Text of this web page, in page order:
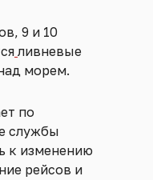
9 и 10
ливневые
морем.
по
службы
к изменению
рейсов и